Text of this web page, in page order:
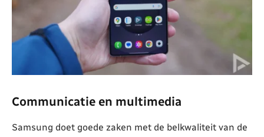
Communicatie en multimedia
Samsung doet goede zaken met de belkwaliteit van de